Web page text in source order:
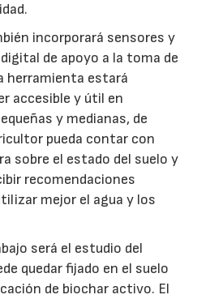
incorporará sensores y
de apoyo a la toma de
herramienta estará
accesible y útil en
y medianas, de
pueda contar con
sobre el estado del suelo y
recomendaciones
mejor el agua y los
será el estudio del
quedar fijado en el suelo
de biochar activo. El